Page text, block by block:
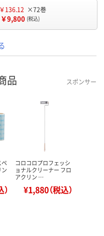
￥136.12 ×72巻
￥9,800 (税込)
品 スポンサー
コロコロプロフェッシ
ョナルクリーナー フロ
アクリン …
¥1,880（税込）